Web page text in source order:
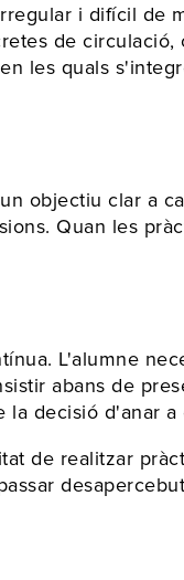
i difícil de
de
les quals
objectiu clar a
Quan les
L'alumne
abans de
decisió d'anar
de realitzar